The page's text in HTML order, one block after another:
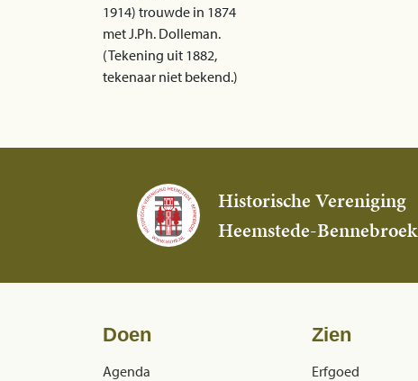
1914) trouwde in 1874
met J.Ph. Dolleman.
(Tekening uit 1882,
tekenaar niet bekend.)
Historische Vereniging
Heemstede-Bennebroek
Doen
Agenda
Zien
Erfgoed